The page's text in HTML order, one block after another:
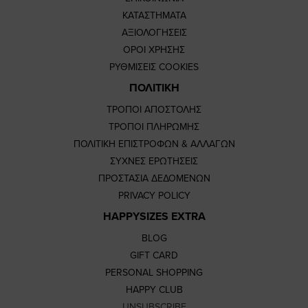
ΚΑΤΑΣΤΗΜΑΤΑ
ΑΞΙΟΛΟΓΗΣΕΙΣ
ΟΡΟΙ ΧΡΗΣΗΣ
ΡΥΘΜΙΣΕΙΣ COOKIES
ΠΟΛΙΤΙΚΗ
ΤΡΟΠΟΙ ΑΠΟΣΤΟΛΗΣ
ΤΡΟΠΟΙ ΠΛΗΡΩΜΗΣ
ΠΟΛΙΤΙΚΗ ΕΠΙΣΤΡΟΦΩΝ & ΑΛΛΑΓΩΝ
ΣΥΧΝΕΣ ΕΡΩΤΗΣΕΙΣ
ΠΡΟΣΤΑΣΙΑ ΔΕΔΟΜΕΝΩΝ
PRIVACY POLICY
HAPPYSIZES EXTRA
BLOG
GIFT CARD
PERSONAL SHOPPING
HAPPY CLUB